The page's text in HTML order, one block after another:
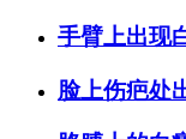
手臂上出现
脸上伤疤处